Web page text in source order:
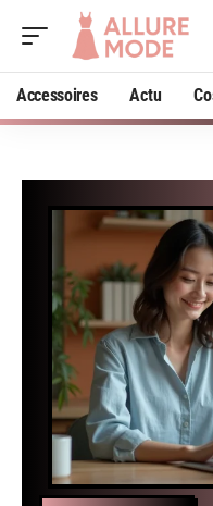
Accessoires Actu